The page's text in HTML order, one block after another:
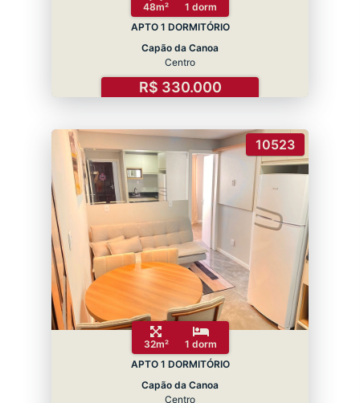
48m²
1 dorm
APTO 1 DORMITÓRIO
Capão da Canoa
Centro
R$ 330.000
10523
32m²
1 dorm
APTO 1 DORMITÓRIO
Capão da Canoa
Centro